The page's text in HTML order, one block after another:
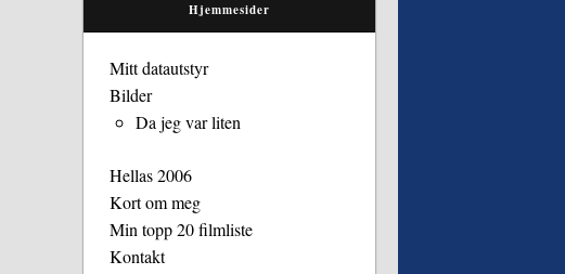
Hjemmesider
Mitt datautstyr
Bilder
Da jeg var liten
Hellas 2006
Kort om meg
Min topp 20 filmliste
Kontakt